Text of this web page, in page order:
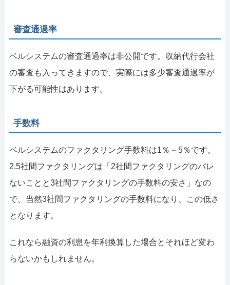
審査通過率
ベルシステムの審査通過率は非公開です。収納代行会社
の審査も入ってきますので、実際には多少審査通過率が
下がる可能性はあります。
手数料
ベルシステムのファクタリング手数料は1％～5％です。
2.5社間ファクタリングは「2社間ファクタリングのバレ
ないことと3社間ファクタリングの手数料の安さ」なの
で、当然3社間ファクタリングの手数料になり、この低さ
となります。
これなら融資の利息を年利換算した場合とそれほど変わ
らないかもしれません。